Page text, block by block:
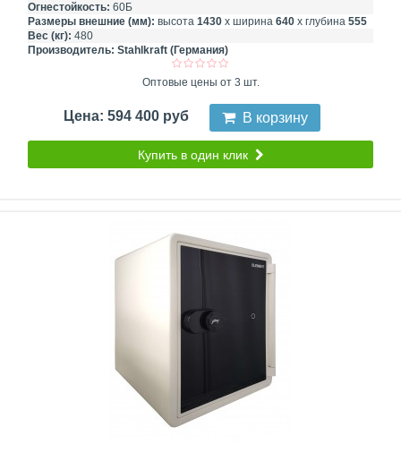
Огнестойкость: 60Б
Размеры внешние (мм): высота 1430 х ширина 640 х глубина 555
Вес (кг): 480
Производитель: Stahlkraft (Германия)
Оптовые цены от 3 шт.
Цена: 594 400 руб В корзину
Купить в один клик